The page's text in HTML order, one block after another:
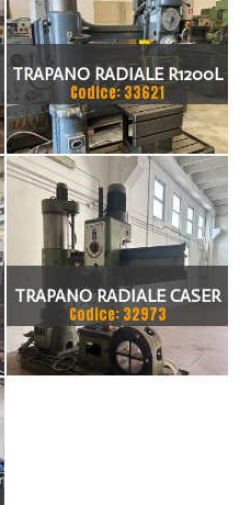
TRAPANO RADIALE R1200L
Codice: 33621
TRAPANO RADIALE CASER
60
Codice: 32973